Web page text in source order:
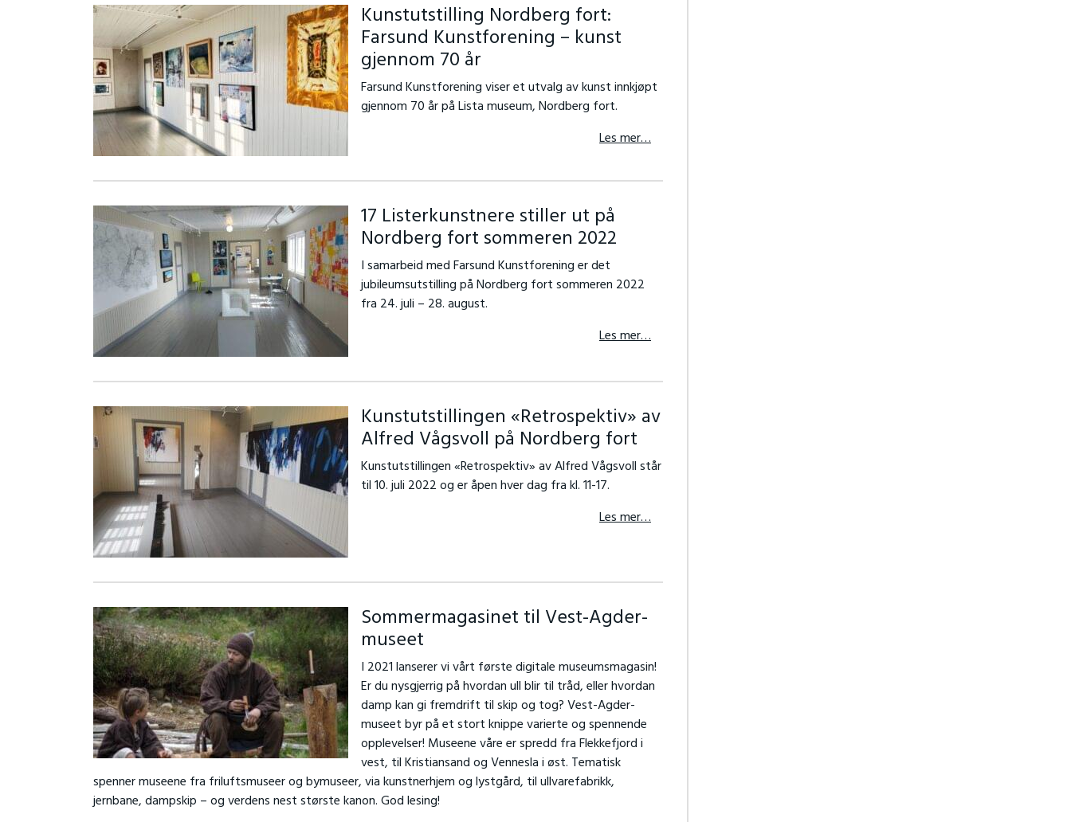
Kunstutstilling Nordberg fort:
Farsund Kunstforening – kunst
gjennom 70 år
Farsund Kunstforening viser et utvalg av kunst innkjøpt
gjennom 70 år på Lista museum, Nordberg fort.
Les mer…
17 Listerkunstnere stiller ut på
Nordberg fort sommeren 2022
I samarbeid med Farsund Kunstforening er det
jubileumsutstilling på Nordberg fort sommeren 2022
fra 24. juli – 28. august.
Les mer…
Kunstutstillingen «Retrospektiv» av
Alfred Vågsvoll på Nordberg fort
Kunstutstillingen «Retrospektiv» av Alfred Vågsvoll står
til 10. juli 2022 og er åpen hver dag fra kl. 11-17.
Les mer…
Sommermagasinet til Vest-Agder-
museet
I 2021 lanserer vi vårt første digitale museumsmagasin!
Er du nysgjerrig på hvordan ull blir til tråd, eller hvordan
damp kan gi fremdrift til skip og tog? Vest-Agder-
museet byr på et stort knippe varierte og spennende
opplevelser! Museene våre er spredd fra Flekkefjord i
vest, til Kristiansand og Vennesla i øst. Tematisk
spenner museene fra friluftsmuseer og bymuseer, via kunstnerhjem og lystgård, til ullvarefabrikk,
jernbane, dampskip – og verdens nest største kanon. God lesing!